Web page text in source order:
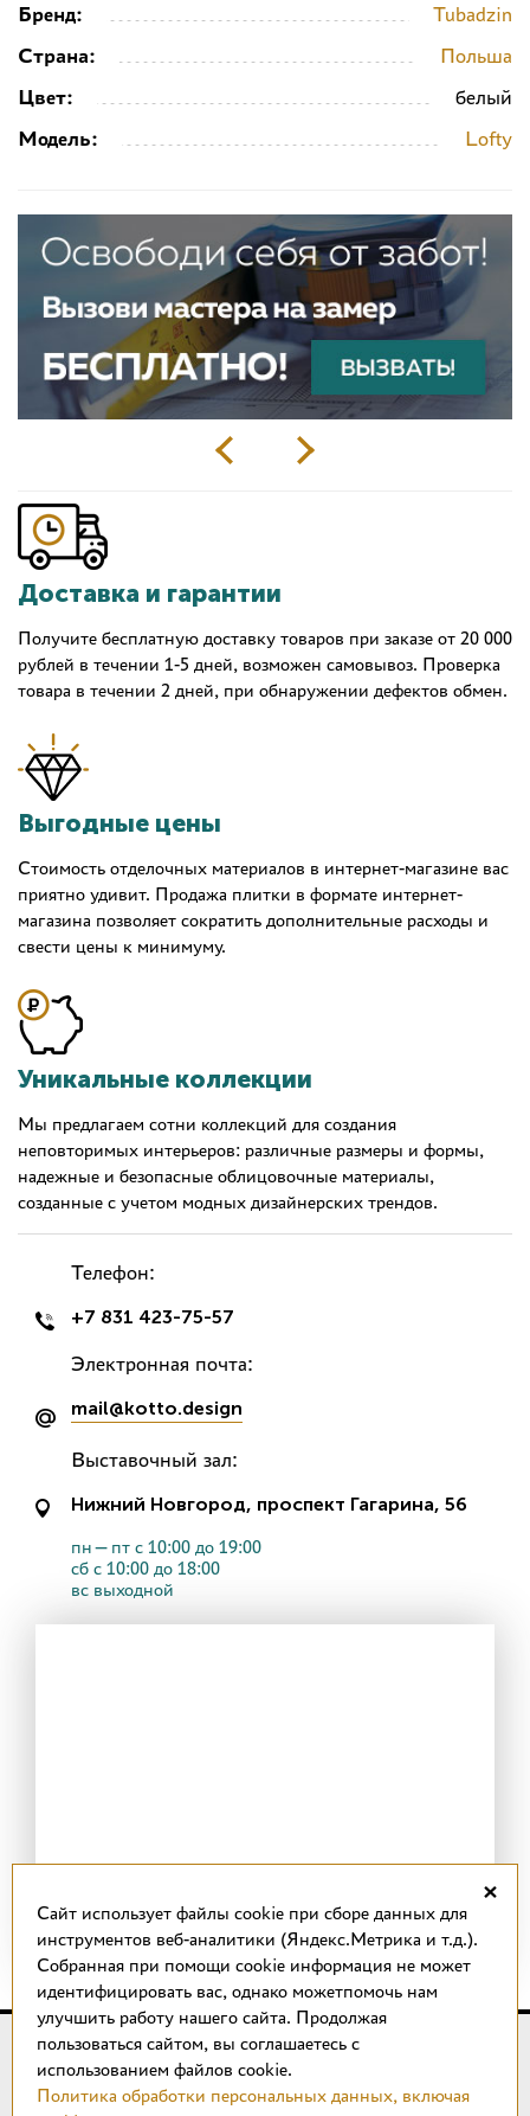
Бренд:
Tubadzin
Страна:
Польша
Цвет:
белый
Модель:
Lofty
Доставка и гарантии
Получите бесплатную доставку товаров при заказе от 20 000
рублей в течении 1-5 дней, возможен самовывоз. Проверка
товара в течении 2 дней, при обнаружении дефектов обмен.
Выгодные цены
Стоимость отделочных материалов в интернет-магазине вас
приятно удивит. Продажа плитки в формате интернет-
магазина позволяет сократить дополнительные расходы и
свести цены к минимуму.
Уникальные коллекции
Мы предлагаем сотни коллекций для создания
неповторимых интерьеров: различные размеры и формы,
надежные и безопасные облицовочные материалы,
созданные с учетом модных дизайнерских трендов.
Телефон:
+7 831 423-75-57
Электронная почта:
mail@kotto.design
Выставочный зал:
Нижний Новгород, проспект Гагарина, 56
пн—пт с 10:00 до 19:00
сб с 10:00 до 18:00
вс выходной
© 2018 – 2026 КОТТО design
Магазин качественной плитки, светильников, напольных
покрытий и сантехники.
×
Cайт использует файлы cookie при сборе данных для
инструментов веб-аналитики (Яндекс.Метрика и т.д.).
Собранная при помощи cookie информация не может
идентифицировать вас, однако можетпомочь нам
улучшить работу нашего сайта. Продолжая
пользоваться сайтом, вы соглашаетесь с
использованием файлов cookie.
Политика обработки персональных данных, включая